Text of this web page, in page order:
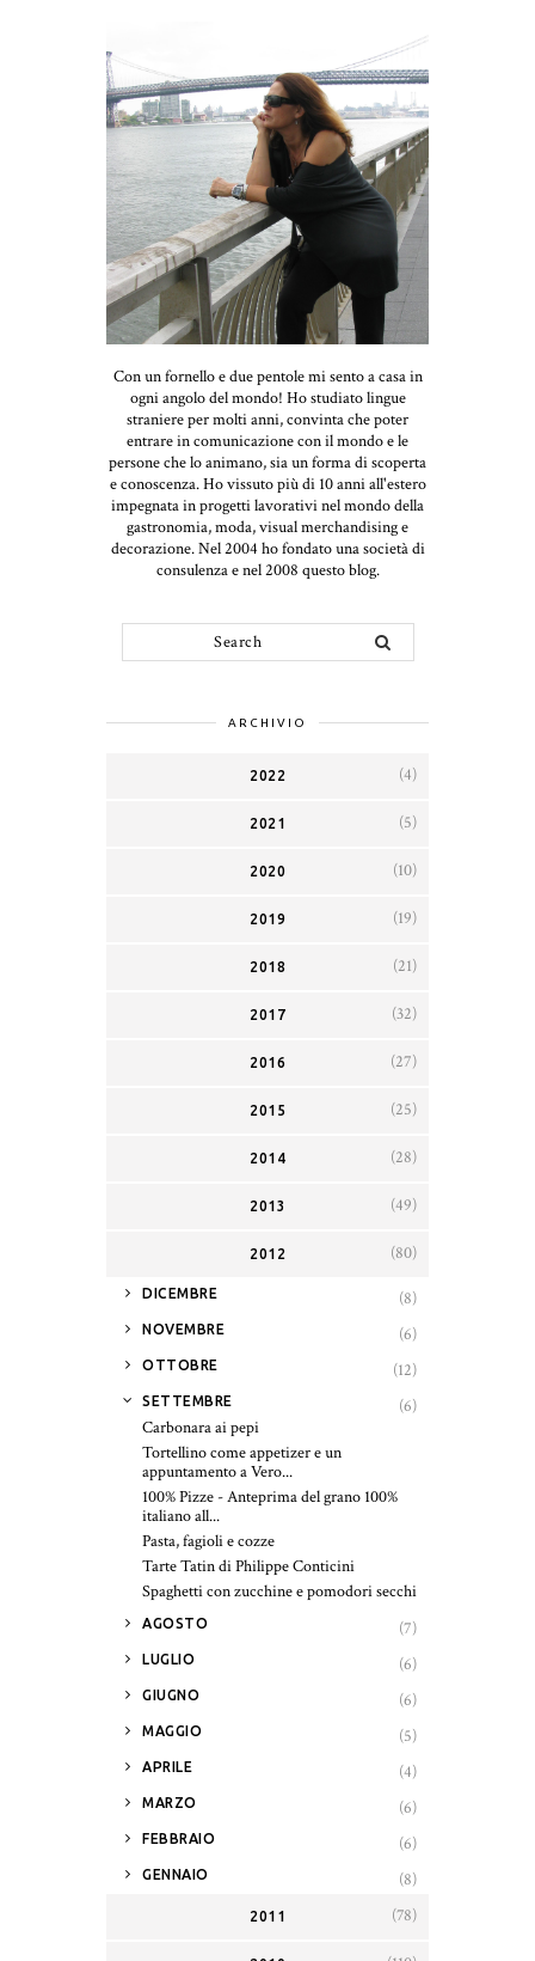
Con un fornello e due pentole mi sento a casa in
ogni angolo del mondo! Ho studiato lingue
straniere per molti anni, convinta che poter
entrare in comunicazione con il mondo e le
persone che lo animano, sia un forma di scoperta
e conoscenza. Ho vissuto più di 10 anni all'estero
impegnata in progetti lavorativi nel mondo della
gastronomia, moda, visual merchandising e
decorazione. Nel 2004 ho fondato una società di
consulenza e nel 2008 questo blog.
ARCHIVIO
2022 (4)
2021 (5)
2020 (10)
2019 (19)
2018 (21)
2017 (32)
2016 (27)
2015 (25)
2014 (28)
2013 (49)
2012 (80)
► DICEMBRE (8)
► NOVEMBRE (6)
► OTTOBRE (12)
▼ SETTEMBRE
(6)
Carbonara ai pepi
Tortellino come appetizer e un
appuntamento a Vero...
100% Pizze - Anteprima del grano 100%
italiano all...
Pasta, fagioli e cozze
Tarte Tatin di Philippe Conticini
Spaghetti con zucchine e pomodori secchi
► AGOSTO (7)
► LUGLIO (6)
► GIUGNO (6)
► MAGGIO (5)
► APRILE (4)
► MARZO (6)
► FEBBRAIO (6)
► GENNAIO (8)
2011 (78)